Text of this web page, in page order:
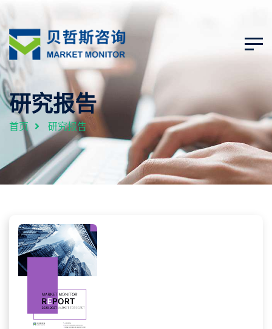
研究报告
首页 研究报告